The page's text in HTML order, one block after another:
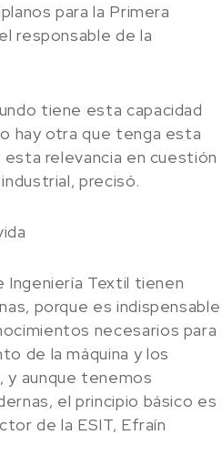
para la Primera
responsable de la
tiene esta capacidad
hay otra que tenga esta
relevancia en cuestión
precisó.
Textil tienen
porque es indispensable
necesarios para
de la máquina y los
y aunque tenemos
el principio básico es
de la ESIT, Efraín